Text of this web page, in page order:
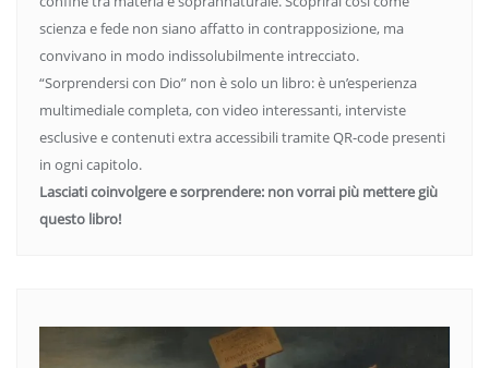
scienza e fede non siano affatto in contrapposizione, ma
convivano in modo indissolubilmente intrecciato.
“Sorprendersi con Dio” non è solo un libro: è un’esperienza
multimediale completa, con video interessanti, interviste
esclusive e contenuti extra accessibili tramite QR-code presenti
in ogni capitolo.
Lasciati coinvolgere e sorprendere: non vorrai più mettere giù
questo libro!